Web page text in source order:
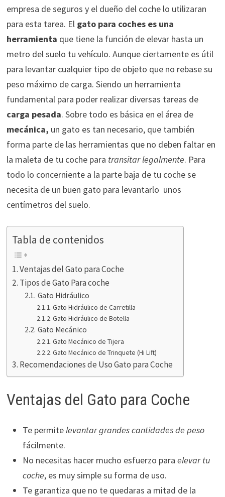
empresa de seguros y el dueño del coche lo utilizaran
para esta tarea. El gato para coches es una
herramienta que tiene la función de elevar hasta un
metro del suelo tu vehículo. Aunque ciertamente es útil
para levantar cualquier tipo de objeto que no rebase su
peso máximo de carga. Siendo un herramienta
fundamental para poder realizar diversas tareas de
carga pesada. Sobre todo es básica en el área de
mecánica, un gato es tan necesario, que también
forma parte de las herramientas que no deben faltar en
la maleta de tu coche para transitar legalmente. Para
todo lo concerniente a la parte baja de tu coche se
necesita de un buen gato para levantarlo unos
centímetros del suelo.
Tabla de contenidos
Ventajas del Gato para Coche
Tipos de Gato Para coche
Gato Hidráulico
Gato Hidráulico de Carretilla
Gato Hidráulico de Botella
Gato Mecánico
Gato Mecánico de Tijera
Gato Mecánico de Trinquete (Hi Lift)
Recomendaciones de Uso Gato para Coche
Ventajas del Gato para Coche
Te permitelevantar grandes cantidades de peso
fácilmente.
No necesitas hacer mucho esfuerzo para elevar tu
coche, es muy simple su forma de uso.
Te garantiza que no te quedaras a mitad de la